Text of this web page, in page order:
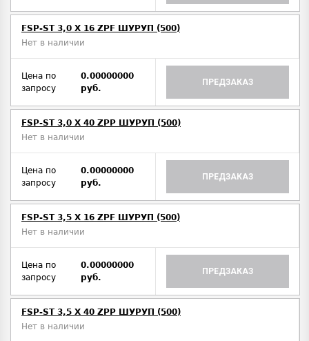
FSP-ST 3,0 X 16 ZPF ШУРУП (500)
Нет в наличии
Цена по
запросу
0.00000000
руб.
ПРЕДЗАКАЗ
FSP-ST 3,0 X 40 ZPP ШУРУП (500)
Нет в наличии
Цена по
запросу
0.00000000
руб.
ПРЕДЗАКАЗ
FSP-ST 3,5 X 16 ZPF ШУРУП (500)
Нет в наличии
Цена по
запросу
0.00000000
руб.
ПРЕДЗАКАЗ
FSP-ST 3,5 X 40 ZPP ШУРУП (500)
Нет в наличии